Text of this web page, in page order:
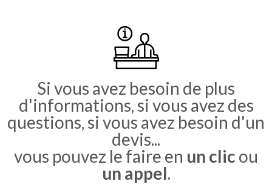
Si vous avez besoin de plus
d'informations, si vous avez des
questions, si vous avez besoin d'un
devis...
vous pouvez le faire en un clic ou
un appel.